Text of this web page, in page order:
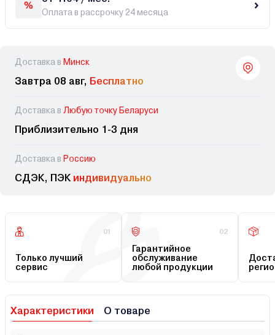
Оплата в рассрочку 24 месяца
Доставка в Минск
Завтра 08 авг, Бесплатно
Доставка в Любую точку Беларуси
Приблизительно 1-3 дня
Доставка в Россию
СДЭК, ПЭК индивидуально
01
Только лучший
сервис
02
Гарантийное
обслуживание
любой продукции
Характеристики О товаре